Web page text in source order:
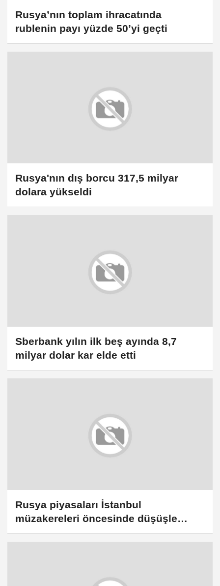
Rusya’nın toplam ihracatında
rublenin payı yüzde 50’yi geçti
Rusya'nın dış borcu 317,5 milyar
dolara yükseldi
Sberbank yılın ilk beş ayında 8,7
milyar dolar kar elde etti
Rusya piyasaları İstanbul
müzakereleri öncesinde düşüşle
açıldı